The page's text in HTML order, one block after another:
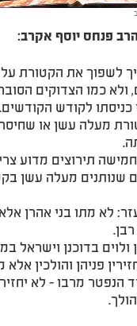
פנחס יוסף אקרב:
לשפוך את הקטורת
ולא כמו הצדוקים
לקודש הקודשים.
מעלה עשן או
תירוצים מדוע
שנותנים מעלה עשן
לא מתו בני אהרן
ולוים בדוכנן וישראל
פניהן והולכין אלא
הנפטר מרבו - לא יחזיר